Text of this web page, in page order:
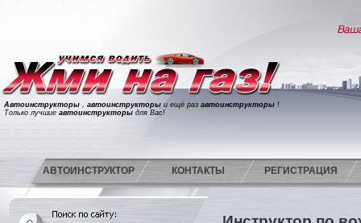
Автоинструкторы , автоинструкторы и ещё раз автоинструкторы !
Только лучшие автоинструкторы для Вас!
АВТОИНСТРУКТОР КОНТАКТЫ РЕГИСТРАЦИЯ